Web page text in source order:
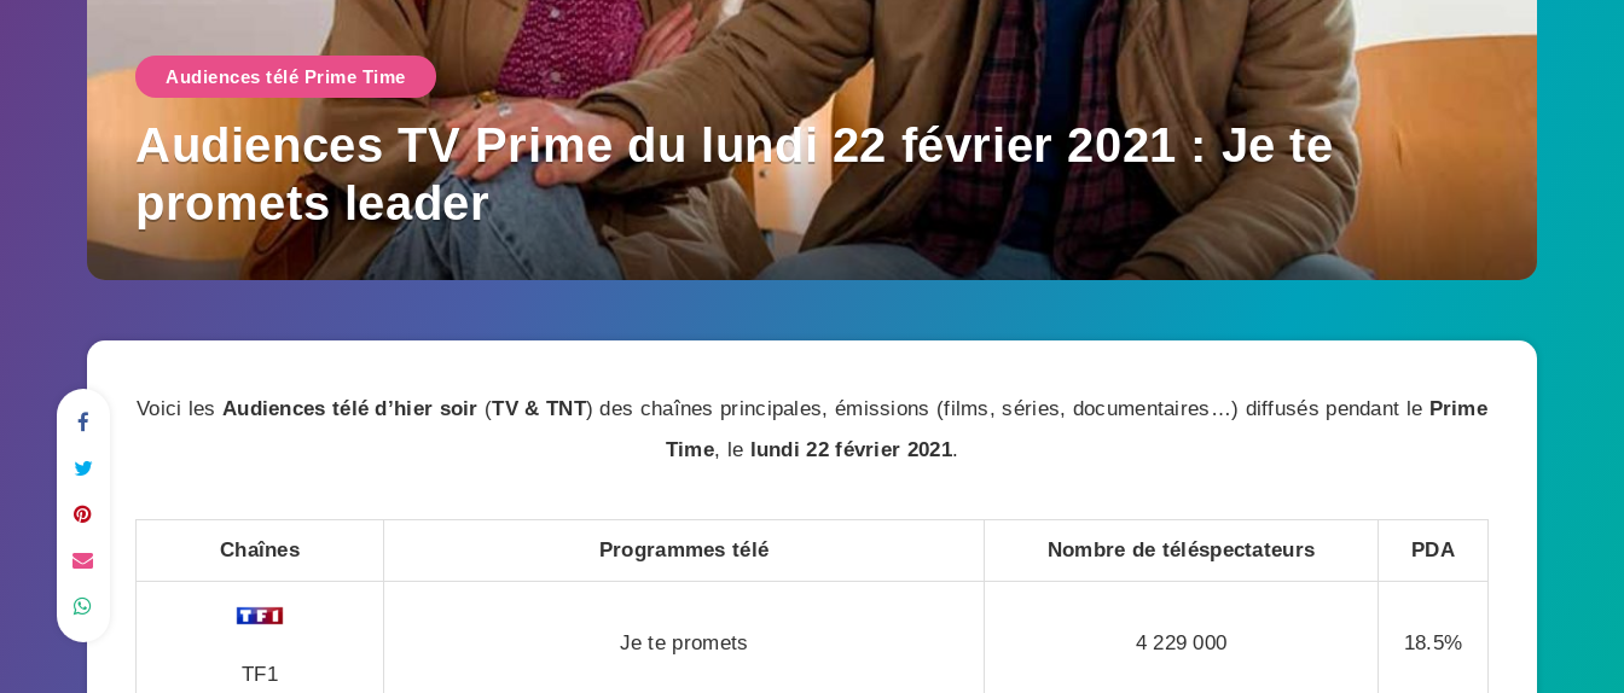
Audiences télé Prime Time
Audiences TV Prime du lundi 22 février 2021 : Je te
promets leader
Voici les Audiences télé d’hier soir (TV & TNT) des chaînes principales, émissions (films, séries, documentaires…) diffusés pendant le Prime
Time, le lundi 22 février 2021.
Chaînes Programmes télé Nombre de téléspectateurs PDA
TF1
Je te promets 4 229 000 18.5%